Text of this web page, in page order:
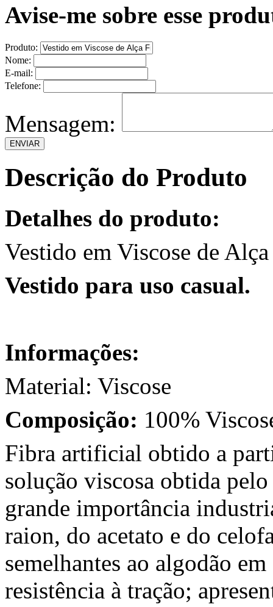
Avise-me sobre esse
Produto:
Nome:
E-mail:
Telefone:
Mensagem:
Descrição do Produto
Detalhes do produto:
Vestido em Viscose de
Vestido para uso casual.
Informações:
Material: Viscose
Composição: 100%
Fibra artificial obtido a
solução viscosa obtida
grande importância
raion, do acetato e do
semelhantes ao algodão
resistência à tração;